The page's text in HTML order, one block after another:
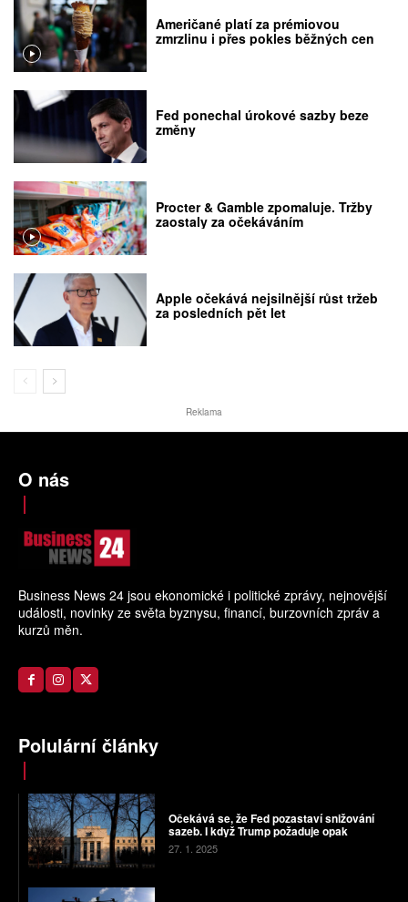
Američané platí za prémiovou
zmrzlinu i přes pokles běžných cen
Fed ponechal úrokové sazby beze
změny
Procter & Gamble zpomaluje. Tržby
zaostaly za očekáváním
Apple očekává nejsilnější růst tržeb
za posledních pět let
Reklama
O nás
Business News 24 jsou ekonomické i politické zprávy, nejnovější
události, novinky ze světa byznysu, financí, burzovních zpráv a
kurzů měn.
Polulární články
Očekává se, že Fed pozastaví snižování
sazeb. I když Trump požaduje opak
27. 1. 2025